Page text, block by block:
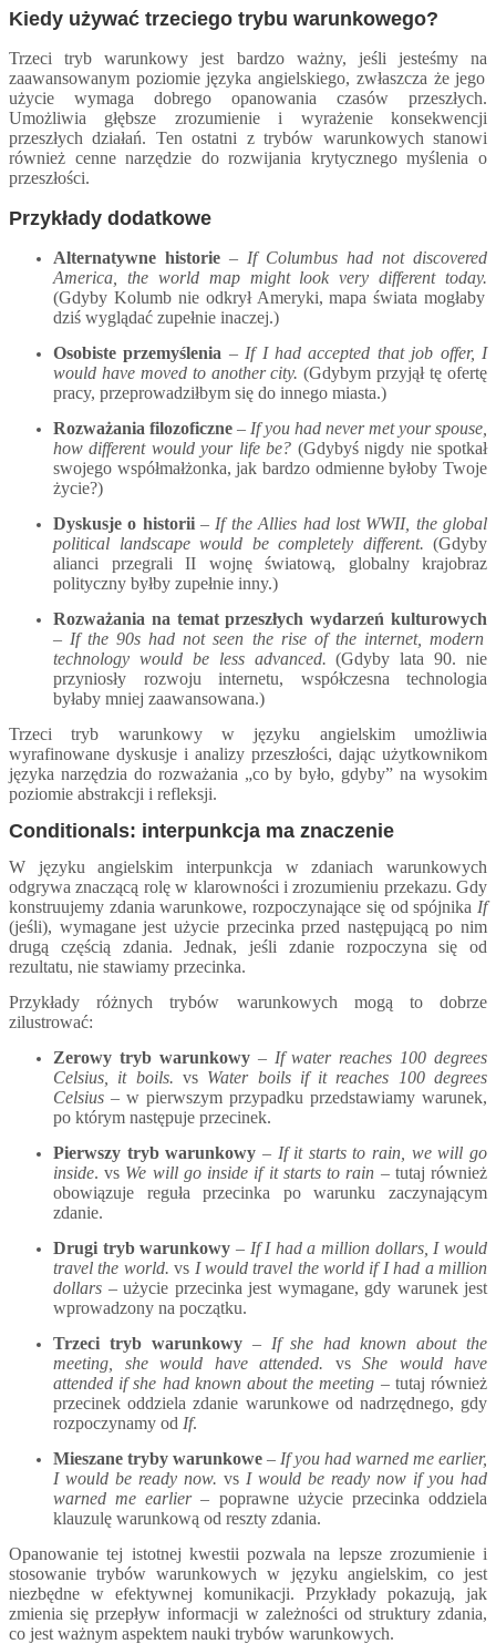
Kiedy używać trzeciego trybu warunkowego?
Trzeci tryb warunkowy jest bardzo ważny, jeśli jesteśmy na
zaawansowanym poziomiejęzyka angielskiego, zwłaszcza że jego
użycie wymaga dobrego opanowania czasów przeszłych.
Umożliwia głębsze zrozumienie i wyrażenie konsekwencji
przeszłych działań. Ten ostatni z trybów warunkowych stanowi
również cenne narzędzie do rozwijania krytycznego myślenia o
przeszłości.
Przykłady dodatkowe
Alternatywne historie – If Columbus had not discovered
America, the world map might look very different today.
(Gdyby Kolumb nie odkrył Ameryki, mapa świata mogłaby
dziś wyglądać zupełnie inaczej.)
Osobiste przemyślenia – If I had accepted that job offer, I
would have moved to another city. (Gdybym przyjął tę ofertę
pracy, przeprowadziłbym się do innego miasta.)
Rozważania filozoficzne – If you had never met your spouse,
how different would your life be? (Gdybyś nigdy nie spotkał
swojego współmałżonka, jak bardzo odmienne byłoby Twoje
życie?)
Dyskusje o historii– If the Allies had lost WWII, the global
political landscape would be completely different. (Gdyby
alianci przegrali II wojnę światową, globalny krajobraz
polityczny byłby zupełnie inny.)
Rozważania na temat przeszłych wydarzeń kulturowych
– If the 90s had not seen the rise of the internet, modern
technology would be less advanced.(Gdyby lata 90. nie
przyniosły rozwoju internetu, współczesna technologia
byłaby mniej zaawansowana.)
Trzeci tryb warunkowy w języku angielskim umożliwia
wyrafinowane dyskusje i analizy przeszłości, dając użytkownikom
języka narzędzia do rozważania „co by było, gdyby” na wysokim
poziomie abstrakcji i refleksji.
Conditionals: interpunkcja ma znaczenie
W języku angielskim interpunkcja w zdaniach warunkowych
odgrywa znaczącą rolę w klarowności i zrozumieniu przekazu. Gdy
konstruujemy zdania warunkowe, rozpoczynające się od spójnika If
(jeśli), wymagane jest użycie przecinka przed następującą po nim
drugą częścią zdania. Jednak, jeśli zdanie rozpoczyna się od
rezultatu, nie stawiamy przecinka.
Przykłady różnych trybów warunkowych mogą to dobrze
zilustrować:
Zerowy tryb warunkowy– If water reaches 100 degrees
Celsius, it boils. vs Water boils if it reaches 100 degrees
Celsius – w pierwszym przypadku przedstawiamy warunek,
po którym następuje przecinek.
Pierwszy tryb warunkowy – If it starts to rain, we will go
inside. vs We will go inside if it starts to rain – tutaj również
obowiązuje reguła przecinka po warunku zaczynającym
zdanie.
Drugi tryb warunkowy – If I had a million dollars, I would
travel the world.vs I would travel the world if I had a million
dollars – użycie przecinka jest wymagane, gdy warunek jest
wprowadzony na początku.
Trzeci tryb warunkowy– If she had known about the
meeting, she would have attended. vs She would have
attended if she had known about the meeting – tutaj również
przecinek oddziela zdanie warunkowe od nadrzędnego, gdy
rozpoczynamy od If.
Mieszane tryby warunkowe – If you had warned me earlier,
I would be ready now. vs I would be ready now if you had
warned me earlier – poprawne użycie przecinka oddziela
klauzulę warunkową od reszty zdania.
Opanowanie tej istotnej kwestii pozwala na lepsze zrozumienie i
stosowanie trybów warunkowych w języku angielskim, co jest
niezbędne w efektywnej komunikacji. Przykłady pokazują, jak
zmienia się przepływ informacji w zależności od struktury zdania,
co jest ważnym aspektem nauki trybów warunkowych.